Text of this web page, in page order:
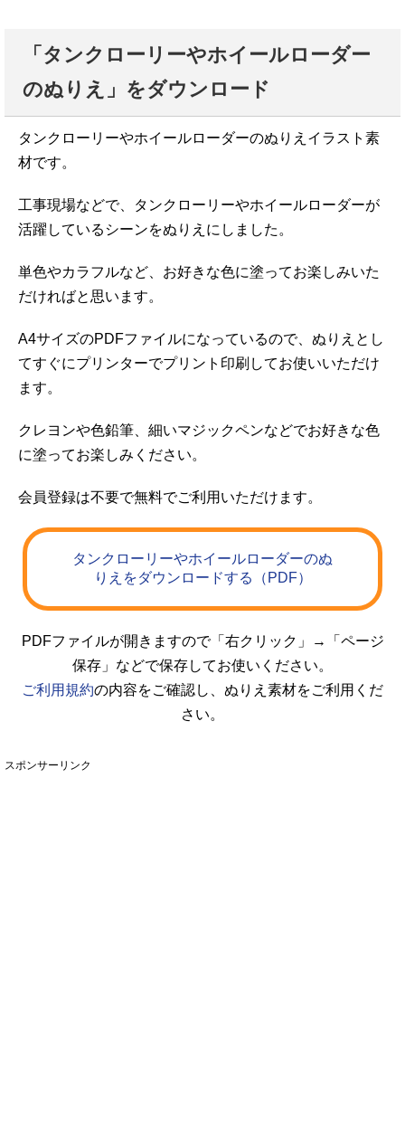
「タンクローリーやホイールローダー
のぬりえ」をダウンロード
タンクローリーやホイールローダーのぬりえイラスト素
材です。
工事現場などで、タンクローリーやホイールローダーが
活躍しているシーンをぬりえにしました。
単色やカラフルなど、お好きな色に塗ってお楽しみいた
だければと思います。
A4サイズのPDFファイルになっているので、ぬりえとし
てすぐにプリンターでプリント印刷してお使いいただけ
ます。
クレヨンや色鉛筆、細いマジックペンなどでお好きな色
に塗ってお楽しみください。
会員登録は不要で無料でご利用いただけます。
タンクローリーやホイールローダーのぬ
りえをダウンロードする（PDF）
PDFファイルが開きますので「右クリック」→「ページ
保存」などで保存してお使いください。
ご利用規約の内容をご確認し、ぬりえ素材をご利用くだ
さい。
スポンサーリンク